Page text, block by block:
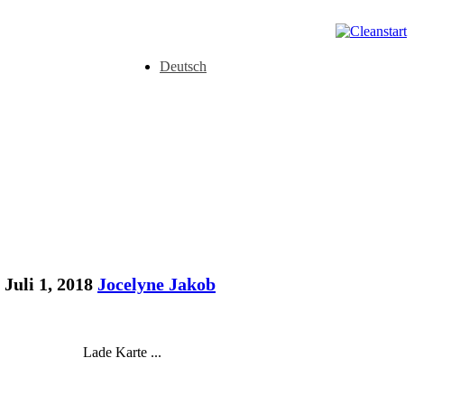
Deutsch
Juli 1, 2018 Jocelyne Jakob
Lade Karte ...